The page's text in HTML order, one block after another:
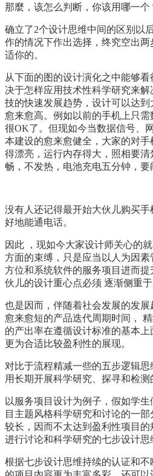
那麼，该怎么判断，你该用哪一个
确立了2个设计思维中间的区别以
作的情况下作出选择，终究空出
适你的。
从下面的图的设计演化之中能够
决于怎样应用技术性科学研究来
技的快速发展趋势，设计可以达
愈来愈高。例如以前的手机上只
很OK了。但现如今当数据信号、
本建设的愈来愈健全，大家的对
得漂亮，运行内存得大，照相要
畅，不发热，电池充电五分钟，
没有人还记得最开始大伙儿购买
好地能通电话。
因此 ，现如今大家设计师关心的
方面的束缚，只是应当以人为因
方位和系统软件的服务项目进而
伙儿的设计重心点必须 逐渐侧重于
也是因而，伴随着社会发展的发
愈来愈短的产品迭代周期时间，
的产出率在遵循设计标准的基本
更为合适比较盈利性的展现。
对比于流程精减一些的五步逻辑
用长期开展科学研究、探寻和检测
以服务项目设计为例子，假如学
目主题风格科学研究和讨论的一
较长，因而不太达到盈利性项目
进行讨论和科学研究的七步设计思
根据七步设计思维持续的认证和